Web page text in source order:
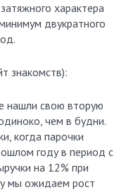
характера
двукратного
знакомств):
нашли свою вторую
чем в будни.
когда парочки
году в период с
на 12% при
мы ожидаем рост